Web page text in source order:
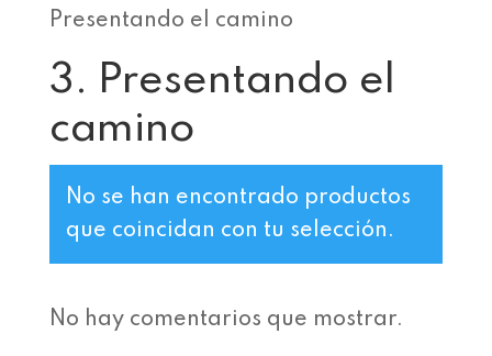
Presentando el camino
3. Presentando el
camino
No se han encontrado productos
que coincidan con tu selección.
No hay comentarios que mostrar.